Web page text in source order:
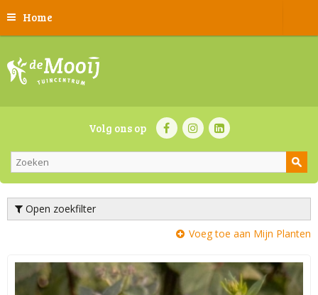
Home
Volg ons op
Open zoekfilter
Voeg toe aan Mijn Planten